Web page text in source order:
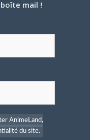
plus qu'à
et je pourrai
mail !
AnimeLand,
du site.